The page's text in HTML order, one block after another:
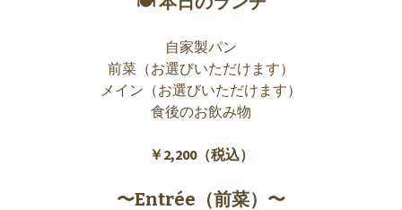
自家製パン
前菜（お選びいただけます）
メイン（お選びいただけます）
食後のお飲み物
￥2,200（税込）
〜Entrée（前菜）〜